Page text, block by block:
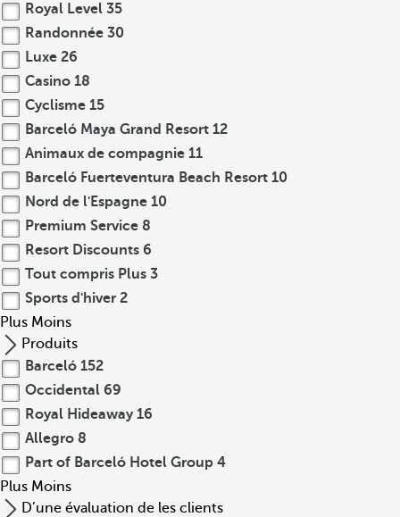
Royal Level 35
Randonnée 30
Luxe 26
Casino 18
Cyclisme 15
Barceló Maya Grand Resort 12
Animaux de compagnie 11
Barceló Fuerteventura Beach Resort 10
Nord de l'Espagne 10
Premium Service 8
Resort Discounts 6
Tout compris Plus 3
Sports d'hiver 2
Plus Moins
Produits
Barceló 152
Occidental 69
Royal Hideaway 16
Allegro 8
Part of Barceló Hotel Group 4
Plus Moins
D’une évaluation de les clients